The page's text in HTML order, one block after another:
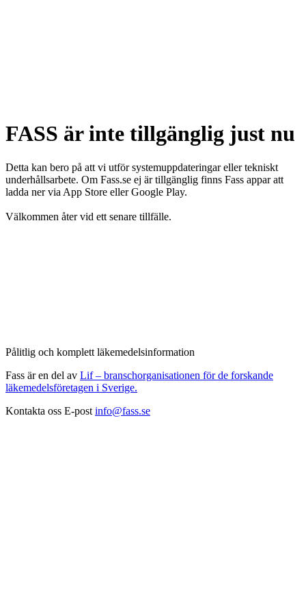
FASS är inte tillgänglig just nu
Detta kan bero på att vi utför systemuppdateringar eller tekniskt
underhållsarbete. Om Fass.se ej är tillgänglig finns Fass appar att
ladda ner via App Store eller Google Play.
Välkommen åter vid ett senare tillfälle.
Pålitlig och komplett läkemedelsinformation
Fass är en del av Lif – branschorganisationen för de forskande
läkemedelsföretagen i Sverige.
Kontakta oss E-post info@fass.se